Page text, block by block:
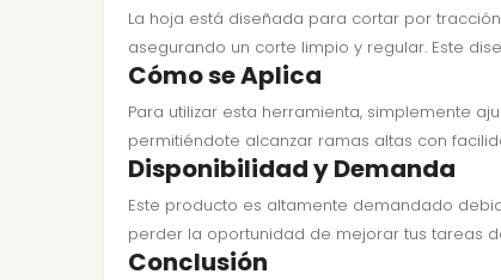
La hoja está diseñada para cortar por
asegurando un corte limpio y regular. Este
Cómo se Aplica
Para utilizar esta herramienta, simplemente
permitiéndote alcanzar ramas altas con
Disponibilidad y Demanda
Este producto es altamente demandado
perder la oportunidad de mejorar tus tareas
Conclusión